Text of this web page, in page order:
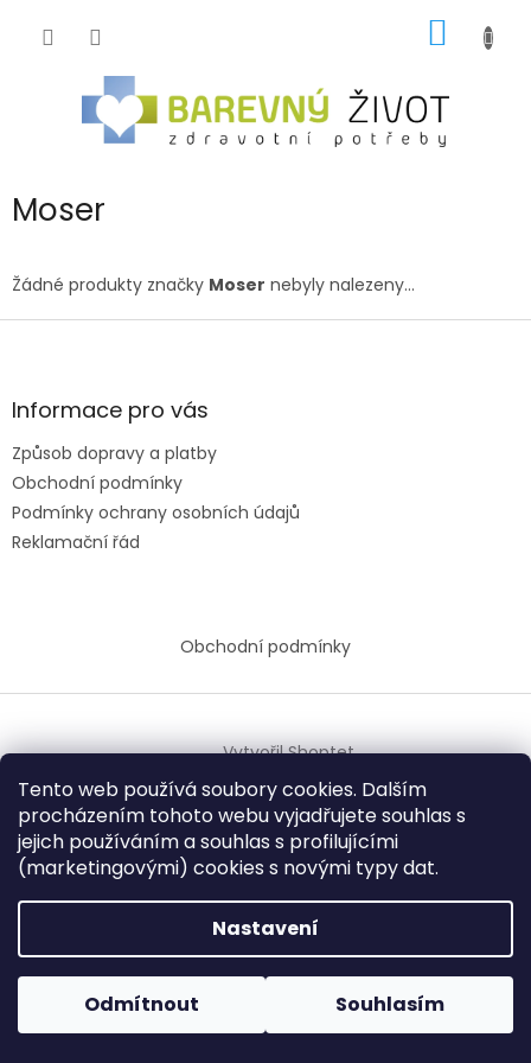
Tento web používá soubory cookies. Dalším
procházením tohoto webu vyjadřujete souhlas s
jejich používáním asouhlas s profilujícími
(marketingovými) cookies s novými typy dat.
Nastavení
Odmítnout Souhlasím
KOŠÍK
Moser
Žádné produkty značky Moser nebyly nalezeny...
Z
aInformace pro vás
Způsob dopravy a platby
Obchodní podmínky
Podmínky ochrany osobních údajů
Reklamační řád
Obchodní podmínky
Vytvořil Shoptet
Copyright 2026BAREVNÝ ŽIVOT. Všechna práva
vyhrazena.